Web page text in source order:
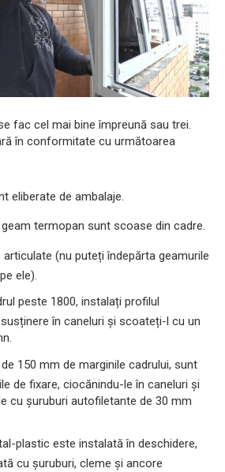
fac cel mai bine împreună sau trei.
în conformitate cu următoarea
eliberate de ambalaje.
termopan sunt scoase din cadre.
(nu puteți îndepărta geamurile
ele).
peste 1800, instalați profilul
în caneluri și scoateți-l cu un
150 mm de marginile cadrului, sunt
de fixare, ciocănindu-le în caneluri și
cu șuruburi autofiletante de 30 mm
plastic este instalată în deschidere,
cu șuruburi, cleme și ancore